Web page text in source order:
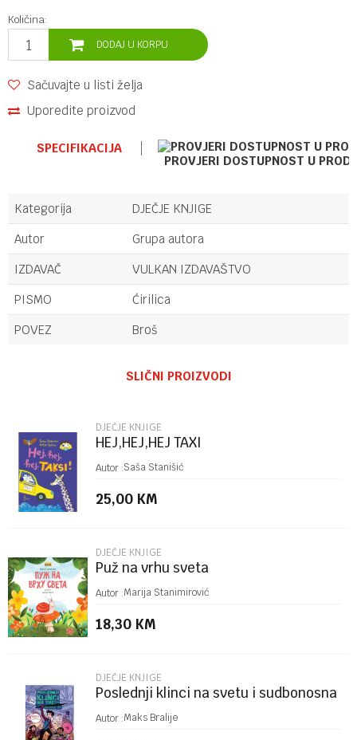
Količina:
DODAJ U KORPU
Sačuvajte u listi želja
Uporedite proizvod
SPECIFIKACIJA
PROVJERI DOSTUPNOST U
Kategorija
DJEČJE KNJIGE
Autor
Grupa autora
IZDAVAČ
VULKAN IZDAVAŠTVO
PISMO
Ćirilica
POVEZ
Broš
Poruka
POŠALJI
SLIČNI PROIZVODI
DJEČJE KNJIGE
HEJ,HEJ,HEJ TAXI
Autor :Saša Stanišić
25,00 KM
DJEČJE KNJIGE
Puž na vrhu sveta
Autor :Marija Stanimirović
18,30 KM
DJEČJE KNJIGE
Poslednji klinci na svetu i sudbonosna
Autor :Maks Bralije